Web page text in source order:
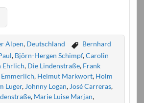
Alpen, Deutschland
Bernhard
, Björn-Hergen Schimpf,Carolin
Ehrlich, Die Lindenstraße, Frank
, Helmut Markwort, Holm
Luger, Johnny Logan, José Carreras,
, Marie Luise Marjan,